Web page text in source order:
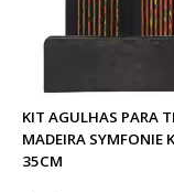
KIT AGULHAS PARA
MADEIRA SYMFONIE
35CM